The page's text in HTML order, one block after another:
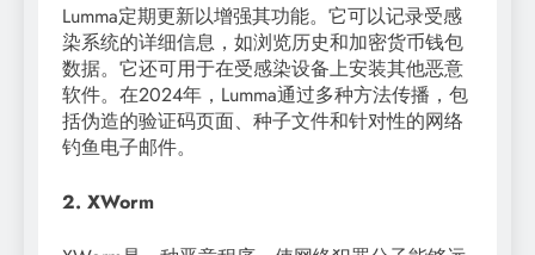
Lumma定期更新以增强其功能。它可以记录受感
染系统的详细信息，如浏览历史和加密货币钱包
数据。它还可用于在受感染设备上安装其他恶意
软件。在2024年，Lumma通过多种方法传播，包
括伪造的验证码页面、种子文件和针对性的网络
钓鱼电子邮件。
2. XWorm